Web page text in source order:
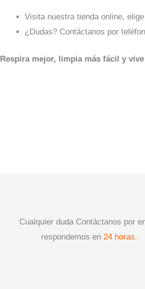
Visita nuestra tienda online,
¿Dudas? Contáctanos por
Respira mejor, limpia más fácil y
Cualquier duda Contáctanos por
respondemos en 24 horas.